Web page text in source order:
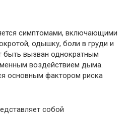
симптомами, включающими
одышку, боли в груди и
быть вызван однократным
воздействием дыма.
основным фактором риска
собой